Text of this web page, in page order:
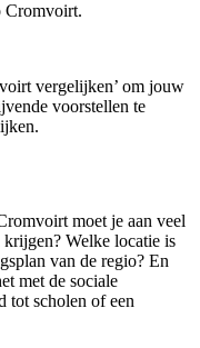
Cromvoirt.
vergelijken’ om jouw
voorstellen te
moet je aan veel
Welke locatie is
van de regio? En
met de sociale
tot scholen of een